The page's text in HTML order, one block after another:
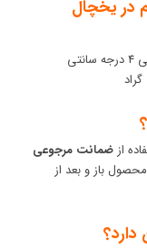
در یخچال
گوشت مرغ به صورت تازه 72 ساعت در دمای 0 الی 4 درجه سانتی
ازضمانت مرجوعی
باز و بعد از